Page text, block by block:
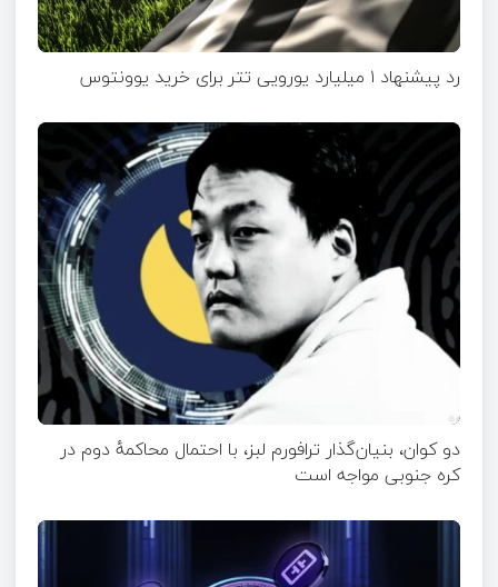
رد پیشنهاد ۱ میلیارد یورویی تتر برای خرید یوونتوس
دو کوان، بنیان‌گذار ترافورم لبز، با احتمال محاکمهٔ دوم در
کره جنوبی مواجه است